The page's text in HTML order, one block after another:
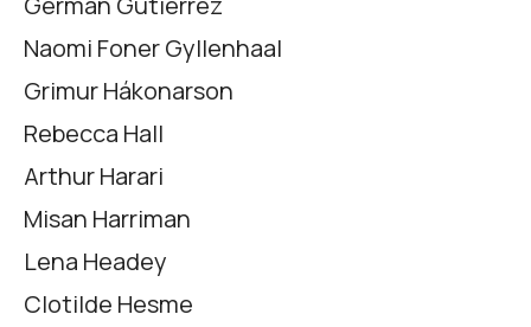
Naomi Foner Gyllenhaal
Grimur Hákonarson
Rebecca Hall
Arthur Harari
Misan Harriman
Lena Headey
Clotilde Hesme